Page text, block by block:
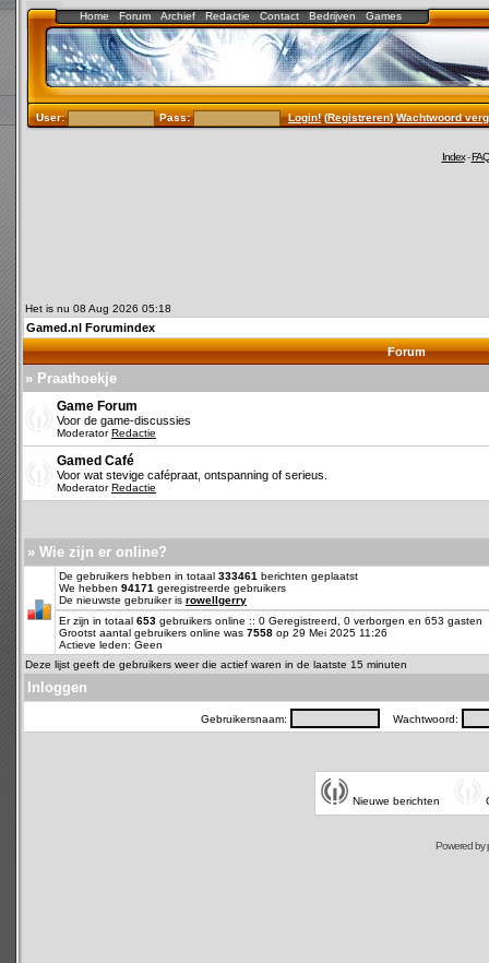
Home Forum Archief Redactie Contact Bedrijven Games
User: Pass: Login!(Registreren)Wachtwoord
Index-FAQ
Het is nu 08 Aug 2026 05:18
Gamed.nl Forumindex
Forum
» Praathoekje
Game Forum
Voor de game-discussies
ModeratorRedactie
Gamed Café
Voor wat stevige cafépraat, ontspanning of serieus.
ModeratorRedactie
» Wie zijn er online?
De gebruikers hebben in totaal 333461 berichten geplaatst
We hebben 94171 geregistreerde gebruikers
De nieuwste gebruiker is rowellgerry
Er zijn in totaal 653 gebruikers online :: 0 Geregistreerd, 0 verborgen en 653
Grootst aantal gebruikers online was 7558 op 29 Mei 2025 11:26
Actieve leden: Geen
Deze lijst geeft de gebruikers weer die actief waren in de laatste 15 minuten
Inloggen
Gebruikersnaam: Wachtwoord:
Nieuwe berichten
Powered by